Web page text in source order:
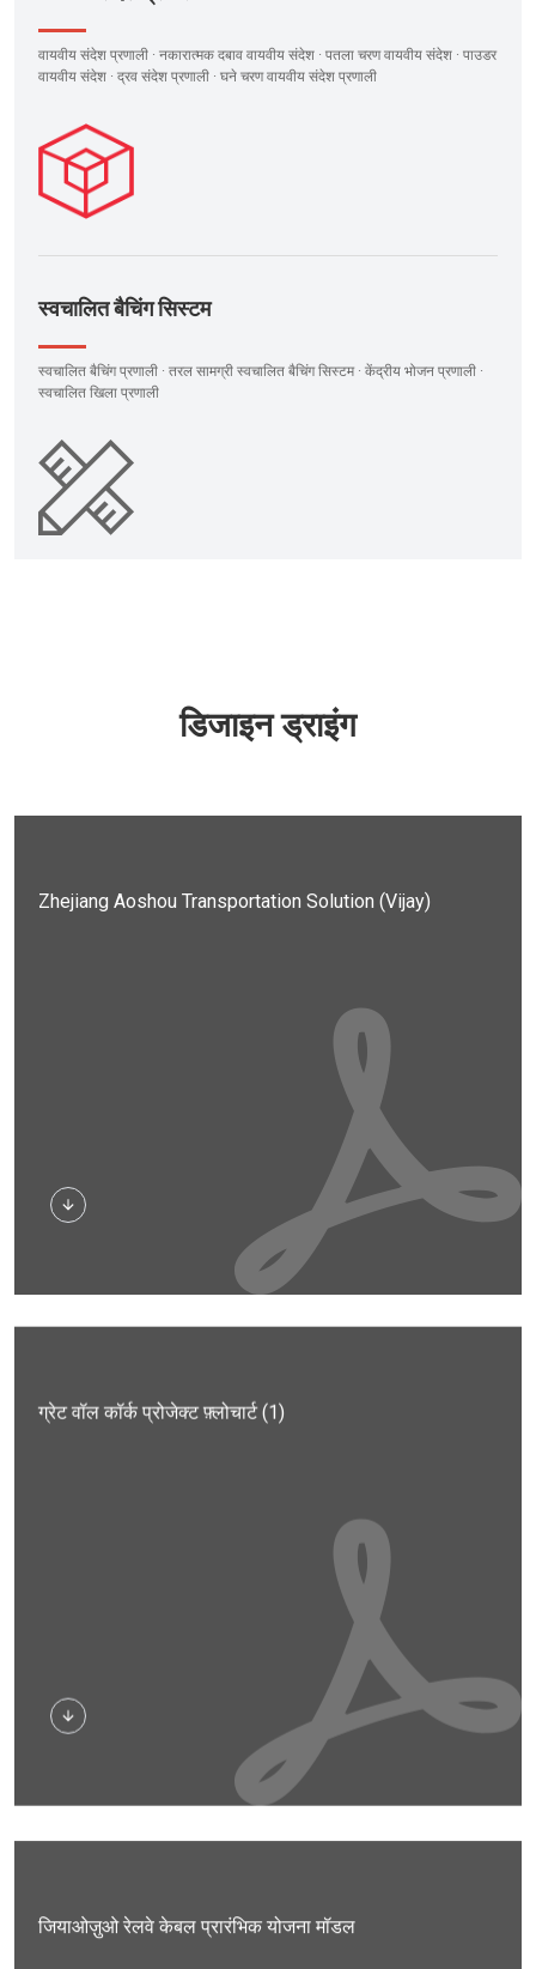
वायवीय संदेश प्रणाली · नकारात्मक दबाव वायवीय संदेश · पतला चरण वायवीय संदेश · पाउडर
वायवीय संदेश · द्रव संदेश प्रणाली · घने चरण वायवीय संदेश प्रणाली
स्वचालित बैचिंग सिस्टम
स्वचालित बैचिंग प्रणाली · तरल सामग्री स्वचालित बैचिंग सिस्टम · केंद्रीय भोजन प्रणाली ·
स्वचालित खिला प्रणाली
डिजाइन ड्राइंग
Zhejiang Aoshou Transportation Solution (Vijay)
डाउनलोड
ग्रेट वॉल कॉर्क प्रोजेक्ट फ़्लोचार्ट (1)
डाउनलोड
जियाओज़ुओ रेलवे केबल प्रारंभिक योजना मॉडल